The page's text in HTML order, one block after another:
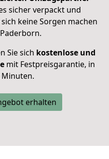
sicher verpackt und
keine Sorgen machen
Sie sich kostenlose und
mit Festpreisgarantie, in
Minuten.
erhalten